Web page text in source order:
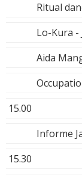
Ritual
Lo-Kura -
Aida
15.00
Informe
15.30